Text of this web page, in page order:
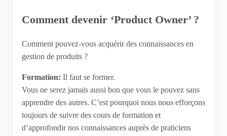
Comment devenir ‘Product Owner’ ?
Comment pouvez-vous acquérir des connaissances en
gestion de produits ?
Formation: Il faut se former.
Vous ne serez jamais aussi bon que vous le pouvez sans
apprendre des autres. C’est pourquoi nous nous efforçons
toujours de suivre des cours de formation et
d’approfondir nos connaissances auprès de praticiens